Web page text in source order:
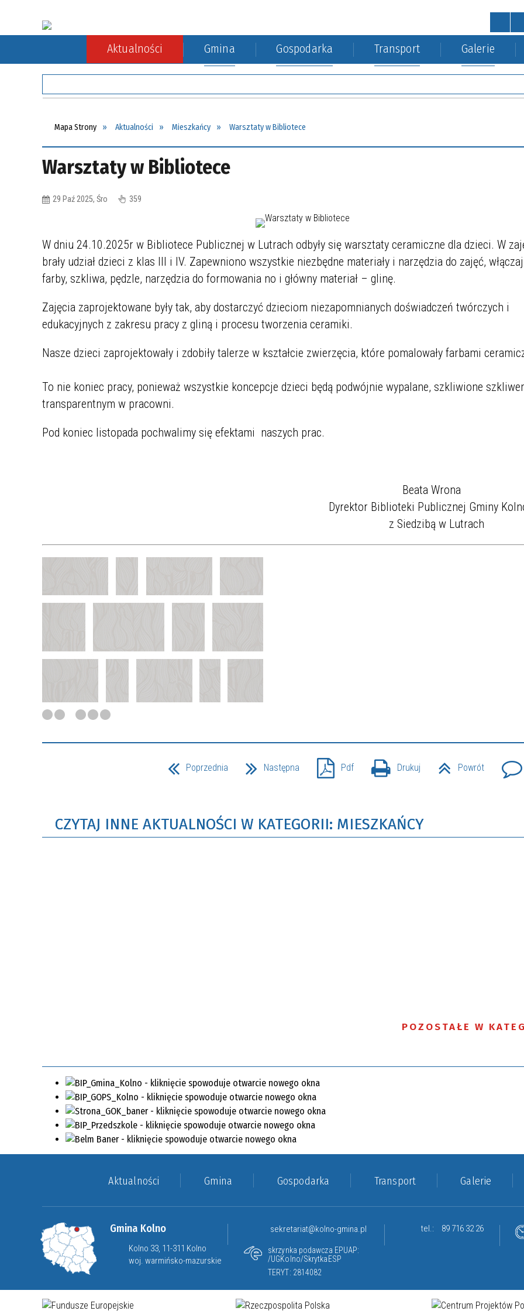
STRONA GŁÓWNA
Aktualności Gmina Gospodarka Transport Galerie
Mapa Strony Aktualności Mieszkańcy Warsztaty w Bibliotece
Warsztaty w Bibliotece
29 Paź 2025, Śro 359
W dniu 24.10.2025r w Bibliotece Publicznej w Lutrach odbyły się warsztaty ceramiczne dla dzieci. W
brały udział dzieci z klas III i IV. Zapewniono wszystkie niezbędne materiały i narzędzia do zajęć,
farby, szkliwa, pędzle, narzędzia do formowania no i główny materiał – glinę.
Zajęcia zaprojektowane były tak, aby dostarczyć dzieciom niezapomnianych doświadczeń twórczych i
edukacyjnych z zakresu pracy z gliną i procesu tworzenia ceramiki.
Nasze dzieci zaprojektowały i zdobiły talerze w kształcie zwierzęcia, które pomalowały farbami
To nie koniec pracy, ponieważ wszystkie koncepcje dzieci będą podwójnie wypalane, szkliwione
transparentnym w pracowni.
Pod koniec listopada pochwalimy się efektami naszych prac.
Beata
Dyrektor Biblioteki Publicznej
z Siedzibą w
Poprzednia Następna Pdf Drukuj Powrót
CZYTAJ INNE AKTUALNOŚCI W KATEGORII: MIESZKAŃCY
POZOSTAŁE W
Aktualności Gmina Gospodarka Transport Galerie
Gmina Kolno
Kolno 33, 11-311 Kolno
woj. warmińsko-mazurskie
sekretariat@kolno-gmina.pl
skrzynka podawcza EPUAP:
/UGKolno/SkrytkaESP
TERYT: 2814082
tel.: 89 716 32 26